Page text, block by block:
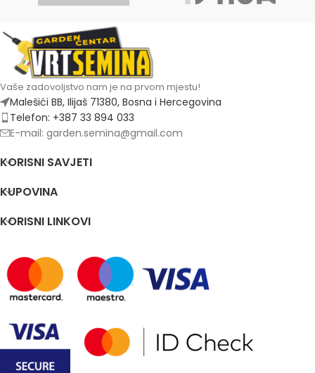
Vaše zadovoljstvo nam je na prvom mjestu!
Malešići BB, Ilijaš 71380, Bosna i Hercegovina
Telefon: +387 33 894 033
E-mail: garden.semina@gmail.com
KORISNI SAVJETI
KUPOVINA
KORISNI LINKOVI